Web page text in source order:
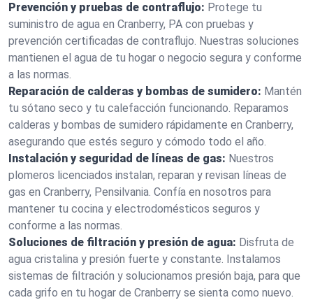
Prevención y pruebas de contraflujo: Protege tu
suministro de agua en Cranberry, PA con pruebas y
prevención certificadas de contraflujo. Nuestras soluciones
mantienen el agua de tu hogar o negocio segura y conforme
a las normas.
Reparación de calderas y bombas de sumidero: Mantén
tu sótano seco y tu calefacción funcionando. Reparamos
calderas y bombas de sumidero rápidamente en Cranberry,
asegurando que estés seguro y cómodo todo el año.
Instalación y seguridad de líneas de gas: Nuestros
plomeros licenciados instalan, reparan y revisan líneas de
gas en Cranberry, Pensilvania. Confía en nosotros para
mantener tu cocina y electrodomésticos seguros y
conforme a las normas.
Soluciones de filtración y presión de agua: Disfruta de
agua cristalina y presión fuerte y constante. Instalamos
sistemas de filtración y solucionamos presión baja, para que
cada grifo en tu hogar de Cranberry se sienta como nuevo.